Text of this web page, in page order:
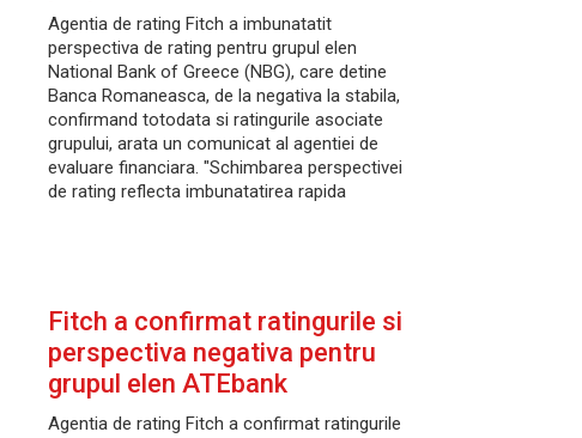
Agentia de rating Fitch a imbunatatit
perspectiva de rating pentru grupul elen
National Bank of Greece (NBG), care detine
Banca Romaneasca, de la negativa la stabila,
confirmand totodata si ratingurile asociate
grupului, arata un comunicat al agentiei de
evaluare financiara. "Schimbarea perspectivei
de rating reflecta imbunatatirea rapida
Fitch a confirmat ratingurile si
perspectiva negativa pentru
grupul elen ATEbank
Agentia de rating Fitch a confirmat ratingurile